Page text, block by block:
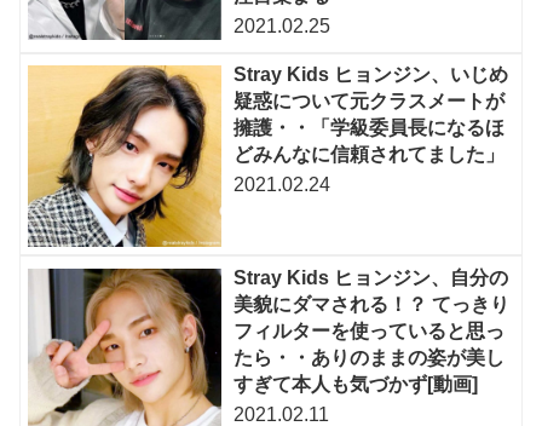
2021.02.25
Stray Kids ヒョンジン、いじめ
疑惑について元クラスメートが
擁護・・「学級委員長になるほ
どみんなに信頼されてました」
2021.02.24
Stray Kids ヒョンジン、自分の
美貌にダマされる！？ てっきり
フィルターを使っていると思っ
たら・・ありのままの姿が美し
すぎて本人も気づかず[動画]
2021.02.11